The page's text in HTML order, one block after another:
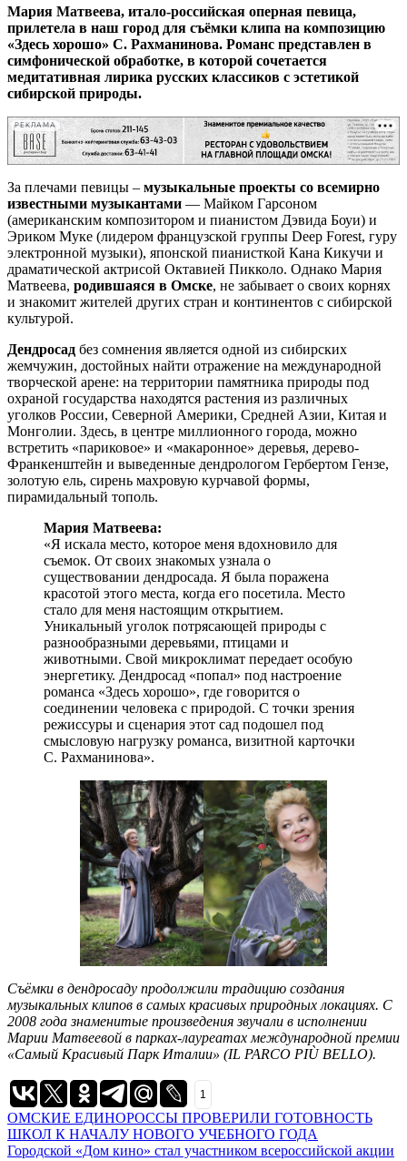
Мария Матвеева, итало-российская оперная певица,
прилетела в наш город для съёмки клипа на композицию
«Здесь хорошо» С. Рахманинова. Романс представлен в
симфонической обработке, в которой сочетается
медитативная лирика русских классиков с эстетикой
сибирской природы.
РЕКЛАМА
За плечами певицы – музыкальные проекты со всемирно
известными музыкантами — Майком Гарсоном
(американским композитором и пианистом Дэвида Боуи) и
Эриком Муке (лидером французской группы Deep Forest, гуру
электронной музыки), японской пианисткой Кана Кикучи и
драматической актрисой Октавией Пикколо. Однако Мария
Матвеева, родившаяся в Омске, не забывает о своих корнях
и знакомит жителей других стран и континентов с сибирской
культурой.
Дендросад без сомнения является одной из сибирских
жемчужин, достойных найти отражение на международной
творческой арене: на территории памятника природы под
охраной государства находятся растения из различных
уголков России, Северной Америки, Средней Азии, Китая и
Монголии. Здесь, в центре миллионного города, можно
встретить «париковое» и «макаронное» деревья, дерево-
Франкенштейн и выведенные дендрологом Гербертом Гензе,
золотую ель, сирень махровую курчавой формы,
пирамидальный тополь.
Мария Матвеева:
«Я искала место, которое меня вдохновило для
съемок. От своих знакомых узнала о
существовании дендросада. Я была поражена
красотой этого места, когда его посетила. Место
стало для меня настоящим открытием.
Уникальный уголок потрясающей природы с
разнообразными деревьями, птицами и
животными. Свой микроклимат передает особую
энергетику. Дендросад «попал» под настроение
романса «Здесь хорошо», где говорится о
соединении человека с природой. С точки зрения
режиссуры и сценария этот сад подошел под
смысловую нагрузку романса, визитной карточки
С. Рахманинова».
Съёмки в дендросаду продолжили традицию создания
музыкальных клипов в самых красивых природных локациях. С
2008 года знаменитые произведения звучали в исполнении
Марии Матвеевой в парках-лауреатах международной премии
«Самый Красивый Парк Италии» (IL PARCO PIÙ BELLO).
1
Навигация
по
ОМСКИЕ ЕДИНОРОССЫ ПРОВЕРИЛИ ГОТОВНОСТЬ
ШКОЛ К НАЧАЛУ НОВОГО УЧЕБНОГО ГОДА
Городской «Дом кино» стал участником всероссийской акции